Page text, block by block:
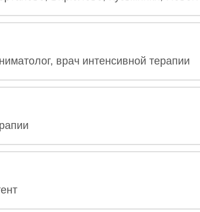
врач интенсивной терапии